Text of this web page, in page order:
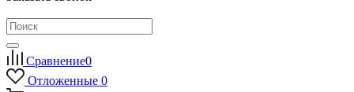
Сравнение0
Отложенные 0